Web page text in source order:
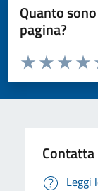
Quanto
pagina?
Valuta da 1 a 5
Valuta
Valuta 2
Valuta 1 stelle
Leggi